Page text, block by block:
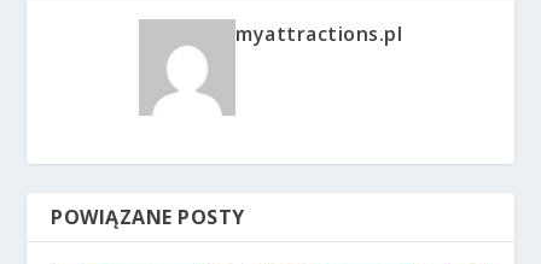
myattractions.pl
POWIĄZANE POSTY